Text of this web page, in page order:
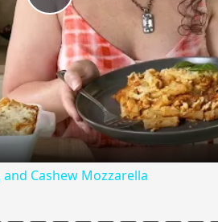
Play
Video
Cashew Mozzarella